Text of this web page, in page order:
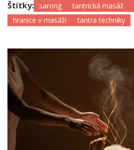
Štítky: sarong tantrická masáž
hranice v masáži
tantra techniky